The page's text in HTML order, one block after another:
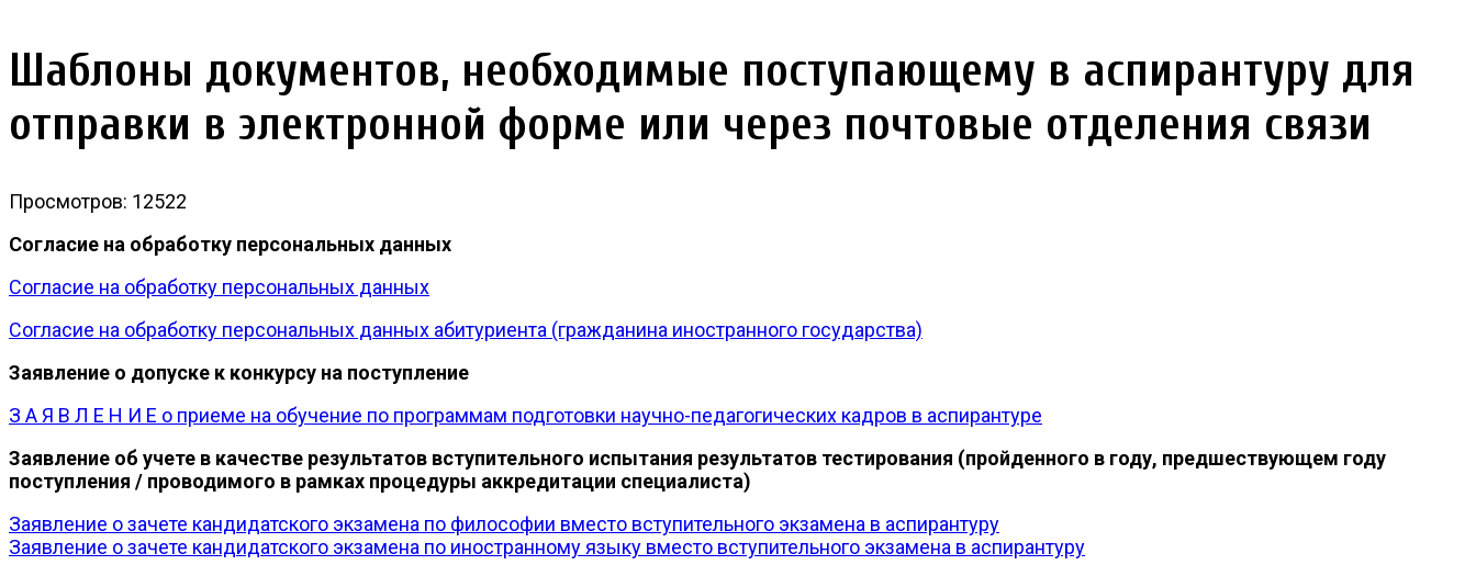
Шаблоны документов, необходимые поступающему в аспирантуру для
отправки в электронной форме или через почтовые отделения связи
Просмотров: 12522
Согласие на обработку персональных данных
Согласие на обработку персональных данных
Согласие на обработку персональных данных абитуриента (гражданина иностранного государства)
Заявление о допуске к конкурсу на поступление
З А Я В Л Е Н И Е о приеме на обучение по программам подготовки научно-педагогических кадров в аспирантуре
Заявление об учете в качестве результатов вступительного испытания результатов тестирования (пройденного в году, предшествующем году
поступления / проводимого в рамках процедуры аккредитации специалиста)
Заявление о зачете кандидатского экзамена по философии вместо вступительного экзамена в аспирантуру
Заявление о зачете кандидатского экзамена по иностранному языку вместо вступительного экзамена в аспирантуру